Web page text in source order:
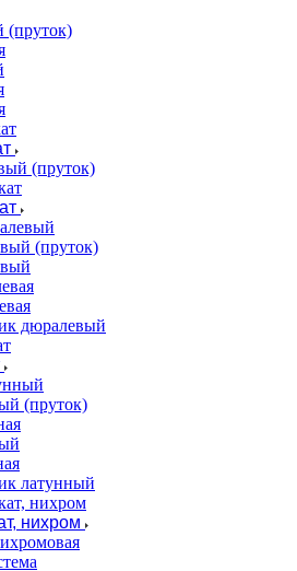
(пруток)
(пруток)
(пруток)
дюралевый
(пруток)
латунный
нихром